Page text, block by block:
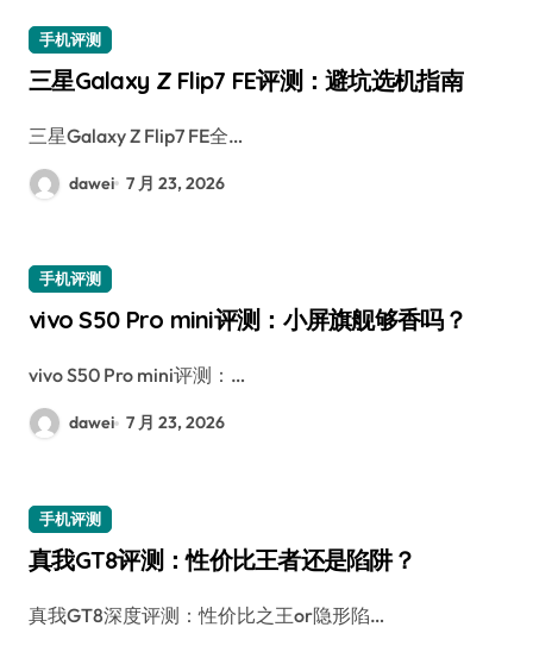
手机评测
三星Galaxy Z Flip7 FE评测：避坑选机指南
三星Galaxy Z Flip7 FE全…
dawei 7 月 23, 2026
手机评测
vivo S50 Pro mini评测：小屏旗舰够香吗？
vivo S50 Pro mini评测：…
dawei 7 月 23, 2026
手机评测
真我GT8评测：性价比王者还是陷阱？
真我GT8深度评测：性价比之王or隐形陷…